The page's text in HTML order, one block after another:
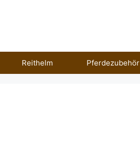
Reithelm Pferdezubehör